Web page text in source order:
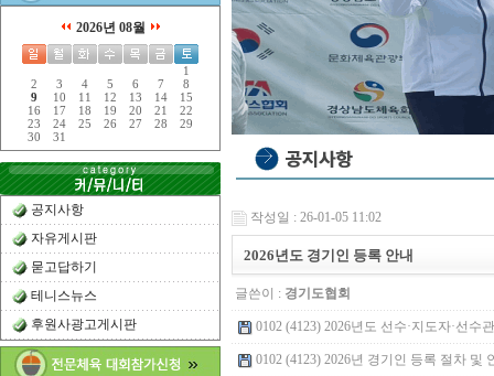
2026년 08월
1
2
3 4 5 6 7
8
9
10 11 12 13 14
15
16
17 18 19 20 21
22
23
24 25 26 27 28
29
30
31
공지사항
자유게시판
묻고답하기
테니스뉴스
후원사광고게시판
작성일 : 26-01-05 11:02
2026년도 경기인 등록 안내
글쓴이 : 경기도협회
0102 (4123) 2026년도 선수·지도자·선
0102 (4123) 2026년 경기인 등록 절차 및